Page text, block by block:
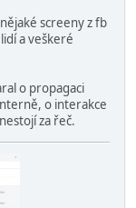
screeny z fb
a veškeré
o propagaci
o interakce
za řeč.